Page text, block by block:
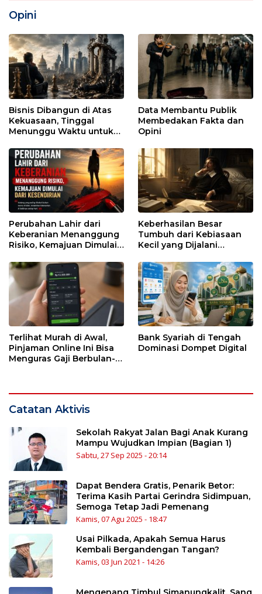
Opini
Bisnis Dibangun di Atas
Kekuasaan, Tinggal
Menunggu Waktu untuk
Data Membantu Publik
Membedakan Fakta dan
Opini
Perubahan Lahir dari
Keberanian Menanggung
Risiko, Kemajuan Dimulai
Keberhasilan Besar
Tumbuh dari Kebiasaan
Kecil yang Dijalani
Terlihat Murah di Awal,
Pinjaman Online Ini Bisa
Menguras Gaji Berbulan-
Bank Syariah di Tengah
Dominasi Dompet Digital
Catatan Aktivis
Sekolah Rakyat Jalan Bagi Anak Kurang
Mampu Wujudkan Impian (Bagian 1)
Sabtu, 27 Sep 2025 - 20:14
Dapat Bendera Gratis, Penarik Betor:
Terima Kasih Partai Gerindra Sidimpuan,
Semoga Tetap Jadi Pemenang
Kamis, 07 Agu 2025 - 18:47
Usai Pilkada, Apakah Semua Harus
Kembali Bergandengan Tangan?
Kamis, 03 Jun 2021 - 14:26